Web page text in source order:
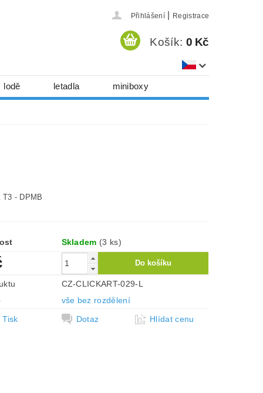
Přihlášení Registrace
Košík: 0 Kč
lodě letadla miniboxy
T3 - DPMB
Skladem (3 ks)
CZ-CLICKART-029-L
vše bez rozdělení
Tisk
Dotaz Hlídat cenu